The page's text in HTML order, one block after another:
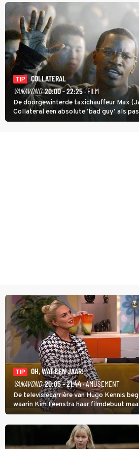
TIP
COLLATERAL
VANAVOND 20:00 - 22:25· FILM
De doorgewinterde taxichauffeur Max
Collateral een absolute ‘bad guy’ als
Cruise) heeft hem nodig om hem de
TIP
OH, WAT EEN JAAR!
VANAVOND 20:05 - 21:44· AMUSEMENT
De televisiecarrière van Hugo Kennis
waarin Kim Feenstra haar filmdebuut
Oh, Wat een Jaar! wordt duidelijk wat ze
jaar waarin ze allebei eindtwintigers